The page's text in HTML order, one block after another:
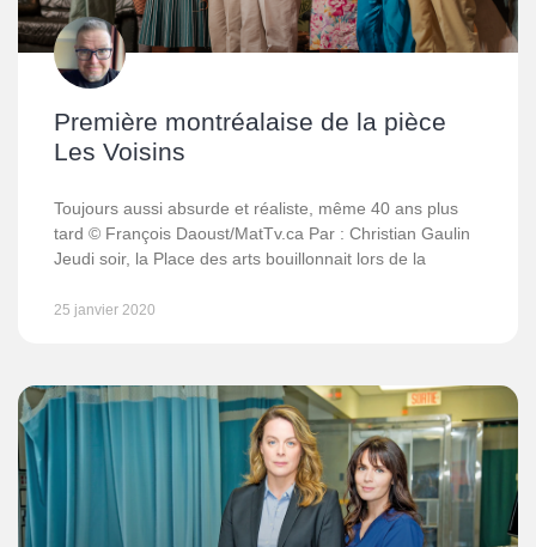
Première montréalaise de la pièce
Les Voisins
Toujours aussi absurde et réaliste, même 40 ans plus
tard © François Daoust/MatTv.ca Par : Christian Gaulin
Jeudi soir, la Place des arts bouillonnait lors de la
25 janvier 2020